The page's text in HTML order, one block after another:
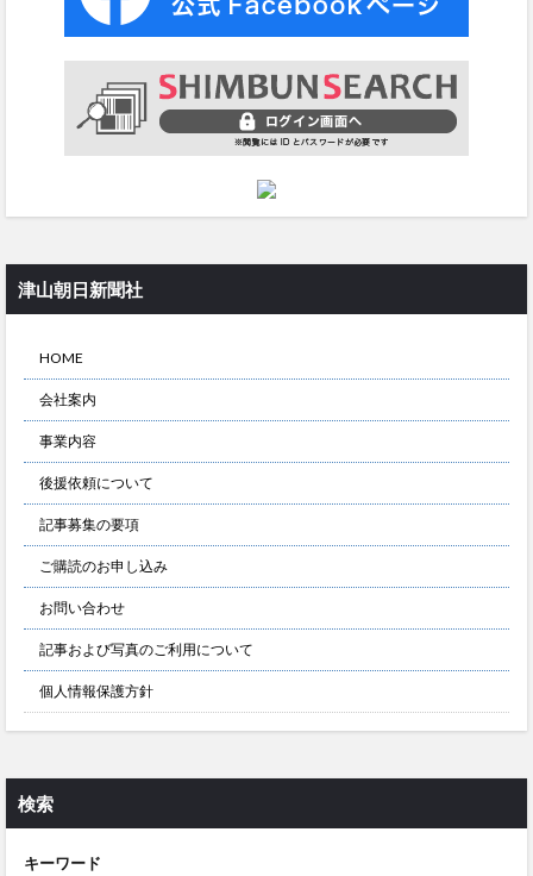
津山朝日新聞社
HOME
会社案内
事業内容
後援依頼について
記事募集の要項
ご購読のお申し込み
お問い合わせ
記事および写真のご利用について
個人情報保護方針
検索
キーワード